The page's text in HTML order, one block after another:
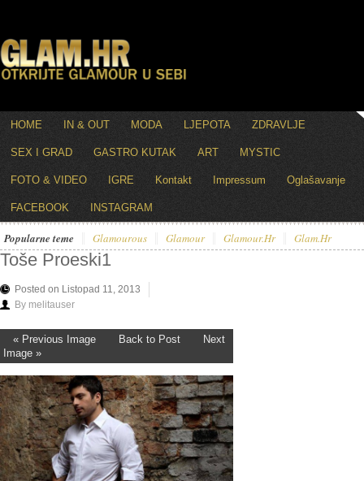
HOME IN & OUT MODA LJEPOTA ZDRAVLJE
SEX I GRAD GASTRO KUTAK ART MYSTIC
FOTO & VIDEO IGRE Kontakt Impressum Oglašavanje
FACEBOOK INSTAGRAM
Popularne teme Glamourous Glamour Glamour.hr Glam.hr
Toše Proeski1
Posted on Listopad 11, 2013
By melitauser
« Previous Image Back to Post
Next
Image »